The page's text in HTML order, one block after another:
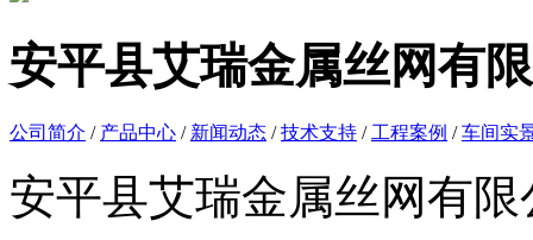
安平县艾瑞金属丝网有
公司简介 / 产品中心 / 新闻动态 /技术支持 / 工程案例 /车间实
安平县艾瑞金属丝网有限